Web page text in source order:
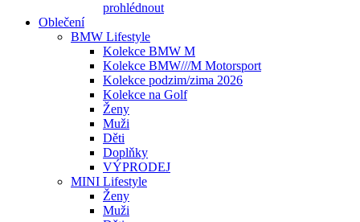
prohlédnout
Oblečení
BMW Lifestyle
Kolekce BMW M
Kolekce BMW///M Motorsport
Kolekce podzim/zima 2026
Kolekce na Golf
Ženy
Muži
Děti
Doplňky
VÝPRODEJ
MINI Lifestyle
Ženy
Muži